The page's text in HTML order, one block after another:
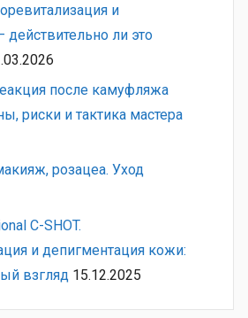
и
действительно ли это
после камуфляжа
риски и тактика мастера
розацеа. Уход
C-SHOT.
и депигментация кожи:
взгляд 15.12.2025